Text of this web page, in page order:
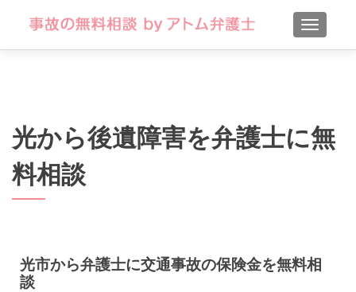
光から後遺障害を弁護士に無
料相談
光市から弁護士に交通事故の保険金を無料相
談